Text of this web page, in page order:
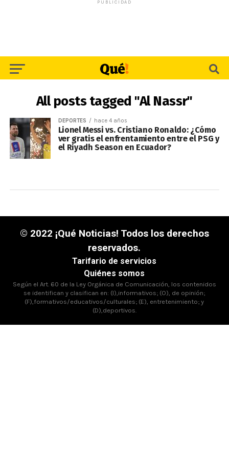
PUBLICIDAD
All posts tagged "Al Nassr"
DEPORTES hace 4 años
Lionel Messi vs. Cristiano Ronaldo: ¿Cómo
ver gratis el enfrentamiento entre el PSG y
el Riyadh Season en Ecuador?
© 2022 ¡Qué Noticias! Todos los derechos
reservados.
Tarifario de servicios
Quiénes somos
Según el Art. 60 de la Ley Orgánica de Comunicación, los contenidos
se identifican y clasifican en: (I),informativos; (O), de opinión;
(F),formativos/educativos/culturales; (E), entretenimiento; y
(D),deportivos.